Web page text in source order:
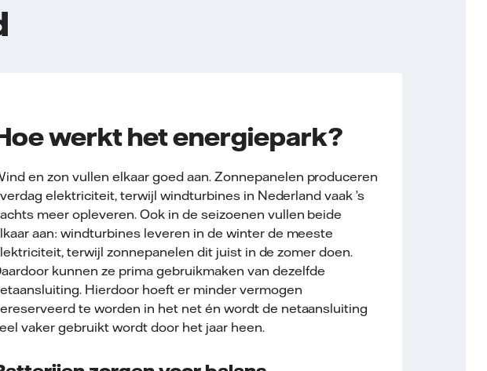
werkt het energiepark?
en zon vullen elkaar goed aan. Zonnepanelen produceren
elektriciteit, terwijl windturbines in Nederland vaak ’s
meer opleveren. Ook in de seizoenen vullen beide
aan: windturbines leveren in de winter de meeste
terwijl zonnepanelen dit juist in de zomer doen.
kunnen ze prima gebruikmaken van dezelfde
Hierdoor hoeft er minder vermogen
te worden in het net én wordt de netaansluiting
vaker gebruikt wordt door het jaar heen.